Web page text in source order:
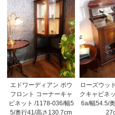
エドワーディアン ボウ
フロント コーナーキャ
ビネット /1178-036/幅5
5/奥行41/高さ130.7cm
ローズウッ
クキャビネ
6a/幅54.5/